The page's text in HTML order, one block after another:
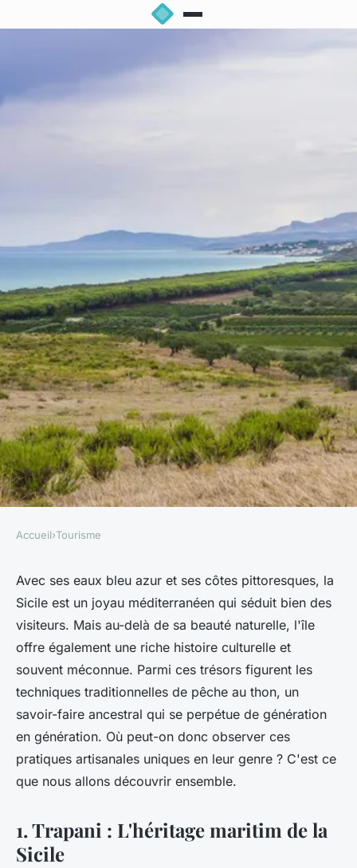
Où observer les techniques
traditionnelles de pêche au
thon en Sicile?
Gabrielle•4 juillet 2024 •6 min de lecture
Accueil›Tourisme
Avec ses eaux bleu azur et ses côtes pittoresques, la
Sicile est un joyau méditerranéen qui séduit bien des
visiteurs. Mais au-delà de sa beauté naturelle, l'île
offre également une riche histoire culturelle et
souvent méconnue. Parmi ces trésors figurent les
techniques traditionnelles de pêche au thon, un
savoir-faire ancestral qui se perpétue de génération
en génération. Où peut-on donc observer ces
pratiques artisanales uniques en leur genre ? C'est ce
que nous allons découvrir ensemble.
1. Trapani : L'héritage maritim de la
Sicile